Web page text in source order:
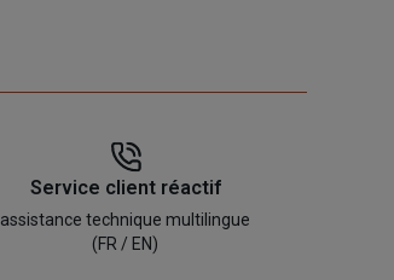
Service client réactif
assistance technique multilingue
(FR / EN)